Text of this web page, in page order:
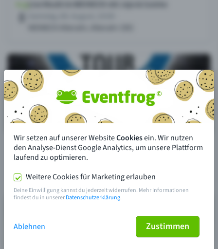
Wir setzen auf unserer WebsiteCookiesein. Wir nutzen
den Analyse-Dienst Google Analytics, um unsere Plattform
laufend zu optimieren.
Weitere Cookies für Marketing erlauben
Deine Einwilligung kannst du jederzeit widerrufen. Mehr Informationen
findest du in unsererDatenschutzerklärung.
Ablehnen Zustimmen